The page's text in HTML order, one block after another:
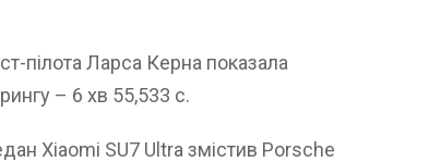
пілота Ларса Керна показала
– 6 хв 55,533 с.
Xiaomi SU7 Ultra змістив Porsche